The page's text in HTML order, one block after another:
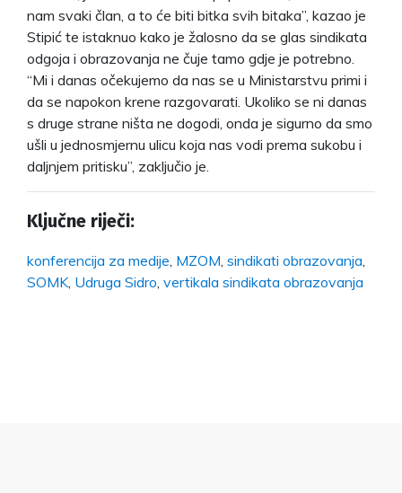
nam svaki član, a to će biti bitka svih bitaka”, kazao je
Stipić te istaknuo kako je žalosno da se glas sindikata
odgoja i obrazovanja ne čuje tamo gdje je potrebno.
“Mi i danas očekujemo da nas se u Ministarstvu primi i
da se napokon krene razgovarati. Ukoliko se ni danas
s druge strane ništa ne dogodi, onda je sigurno da smo
ušli u jednosmjernu ulicu koja nas vodi prema sukobu i
daljnjem pritisku”, zaključio je.
Ključne riječi:
konferencija za medije MZOM sindikati obrazovanja
SOMK Udruga Sidro vertikala sindikata obrazovanja